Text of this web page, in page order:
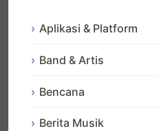
Aplikasi & Platform
Band & Artis
Bencana
Berita Musik